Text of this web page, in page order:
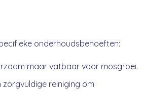
onderhoudsbehoeften:
maar vatbaar voor mosgroei.
reiniging om